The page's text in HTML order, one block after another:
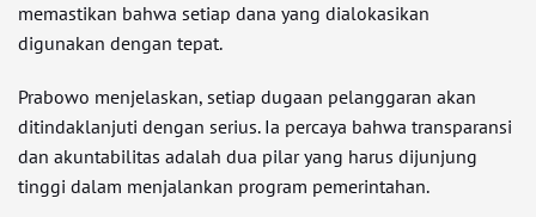
memastikan bahwa setiap dana yang dialokasikan
digunakan dengan tepat.
Prabowo menjelaskan, setiap dugaan pelanggaran akan
ditindaklanjuti dengan serius. Ia percaya bahwa transparansi
dan akuntabilitas adalah dua pilar yang harus dijunjung
tinggi dalam menjalankan program pemerintahan.